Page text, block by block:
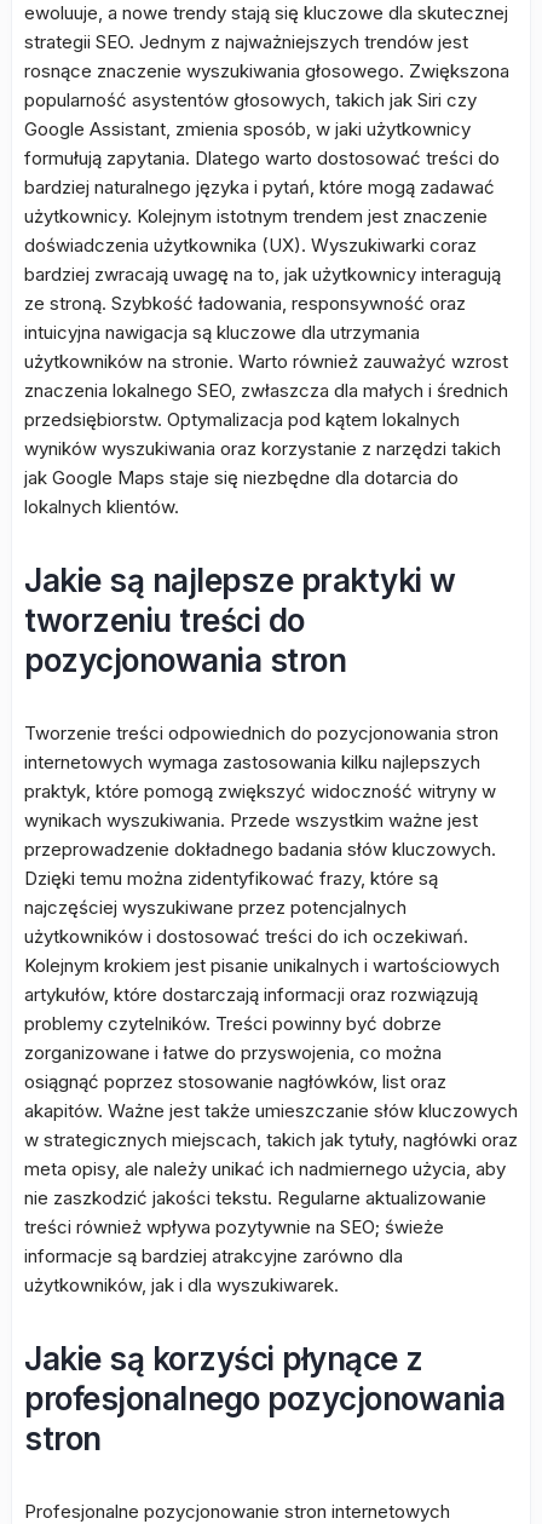
ewoluuje, a nowe trendy stają się kluczowe dla skutecznej
strategii SEO. Jednym z najważniejszych trendów jest
rosnące znaczenie wyszukiwania głosowego. Zwiększona
popularność asystentów głosowych, takich jak Siri czy
Google Assistant, zmienia sposób, w jaki użytkownicy
formułują zapytania. Dlatego warto dostosować treści do
bardziej naturalnego języka i pytań, które mogą zadawać
użytkownicy. Kolejnym istotnym trendem jest znaczenie
doświadczenia użytkownika (UX). Wyszukiwarki coraz
bardziej zwracają uwagę na to, jak użytkownicy interagują
ze stroną. Szybkość ładowania, responsywność oraz
intuicyjna nawigacja są kluczowe dla utrzymania
użytkowników na stronie. Warto również zauważyć wzrost
znaczenia lokalnego SEO, zwłaszcza dla małych i średnich
przedsiębiorstw. Optymalizacja pod kątem lokalnych
wyników wyszukiwania oraz korzystanie z narzędzi takich
jak Google Maps staje się niezbędne dla dotarcia do
lokalnych klientów.
Jakie są najlepsze praktyki w
tworzeniu treści do
pozycjonowania stron
Tworzenie treści odpowiednich do pozycjonowania stron
internetowych wymaga zastosowania kilku najlepszych
praktyk, które pomogą zwiększyć widoczność witryny w
wynikach wyszukiwania. Przede wszystkim ważne jest
przeprowadzenie dokładnego badania słów kluczowych.
Dzięki temu można zidentyfikować frazy, które są
najczęściej wyszukiwane przez potencjalnych
użytkowników i dostosować treści do ich oczekiwań.
Kolejnym krokiem jest pisanie unikalnych i wartościowych
artykułów, które dostarczają informacji oraz rozwiązują
problemy czytelników. Treści powinny być dobrze
zorganizowane i łatwe do przyswojenia, co można
osiągnąć poprzez stosowanie nagłówków, list oraz
akapitów. Ważne jest także umieszczanie słów kluczowych
w strategicznych miejscach, takich jak tytuły, nagłówki oraz
meta opisy, ale należy unikać ich nadmiernego użycia, aby
nie zaszkodzić jakości tekstu. Regularne aktualizowanie
treści również wpływa pozytywnie na SEO; świeże
informacje są bardziej atrakcyjne zarówno dla
użytkowników, jak i dla wyszukiwarek.
Jakie są korzyści płynące z
profesjonalnego pozycjonowania
stron
Profesjonalne pozycjonowanie stron internetowych